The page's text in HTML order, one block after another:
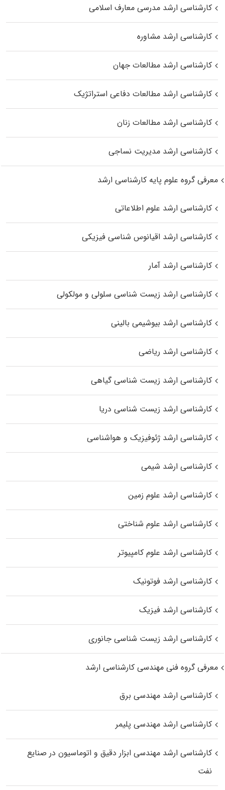
کارشناسی ارشد مدرسی معارف اسلامی
کارشناسی ارشد مشاوره
کارشناسی ارشد مطالعات جهان
کارشناسی ارشد مطالعات دفاعی استراتژیک
کارشناسی ارشد مطالعات زنان
کارشناسی ارشد مدیریت نساجی
معرفی گروه علوم پایه کارشناسی ارشد
کارشناسی ارشد علوم اطلاعاتی
کارشناسی ارشد اقیانوس‌ شناسی فیزیکی
کارشناسی ارشد آمار
کارشناسی ارشد زیست شناسی سلولی و مولکولی
کارشناسی ارشد بیوشیمی بالینی
کارشناسی ارشد ریاضی
کارشناسی ارشد زیست‌ شناسی گیاهی
کارشناسی ارشد زیست‌ شناسی دریا
کارشناسی ارشد ژئوفیزیک و هواشناسی
کارشناسی ارشد شیمی
کارشناسی ارشد علوم زمین
کارشناسی ارشد علوم شناختی
کارشناسی ارشد علوم کامپیوتر
کارشناسی ارشد فوتونیک
کارشناسی ارشد فیزیک
کارشناسی ارشد زیست‌ شناسی جانوری
معرفی گروه فنی مهندسی کارشناسی ارشد
کارشناسی ارشد مهندسی برق
کارشناسی ارشد مهندسی پلیمر
کارشناسی ارشد مهندسی ابزار دقیق و اتوماسیون در صنایع
نفت